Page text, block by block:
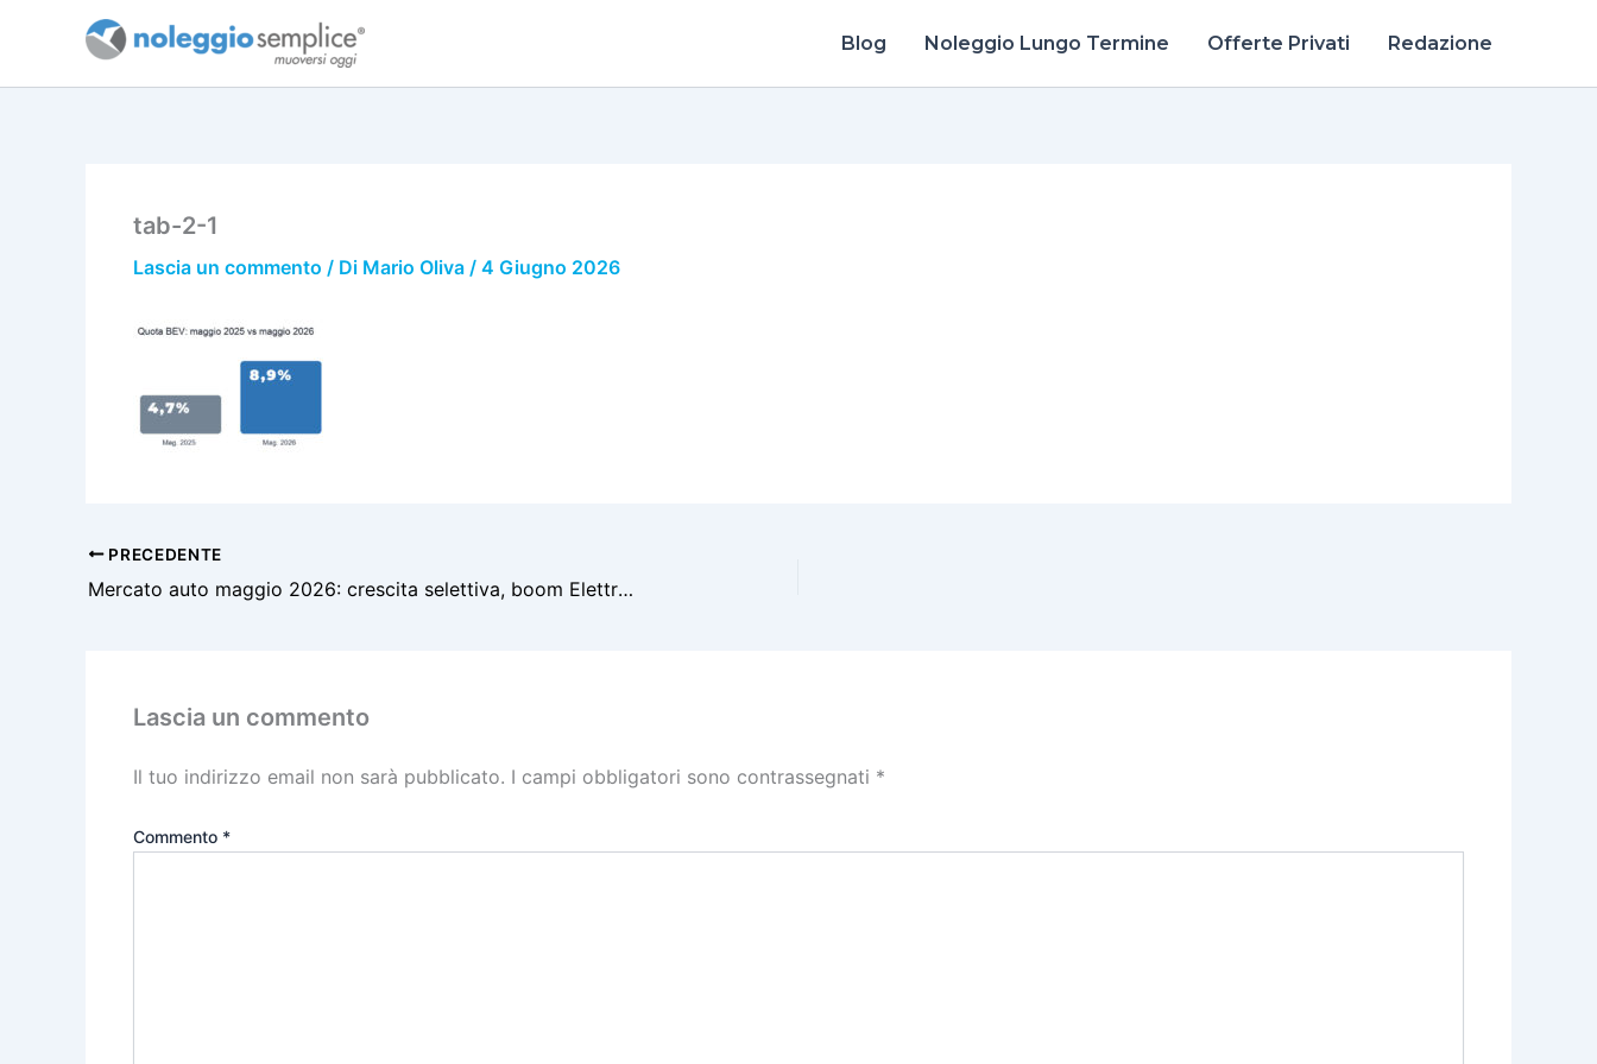
Blog Noleggio Lungo Termine Offerte Privati Redazione
tab-2-1
Lascia un commento / Di Mario Oliva / 4 Giugno 2026
PRECEDENTE
Mercato auto maggio 2026: crescita selettiva, boom Elettrico all’8,9%
Lascia un commento
Il tuo indirizzo email non sarà pubblicato. I campi obbligatori sono contrassegnati *
Commento *